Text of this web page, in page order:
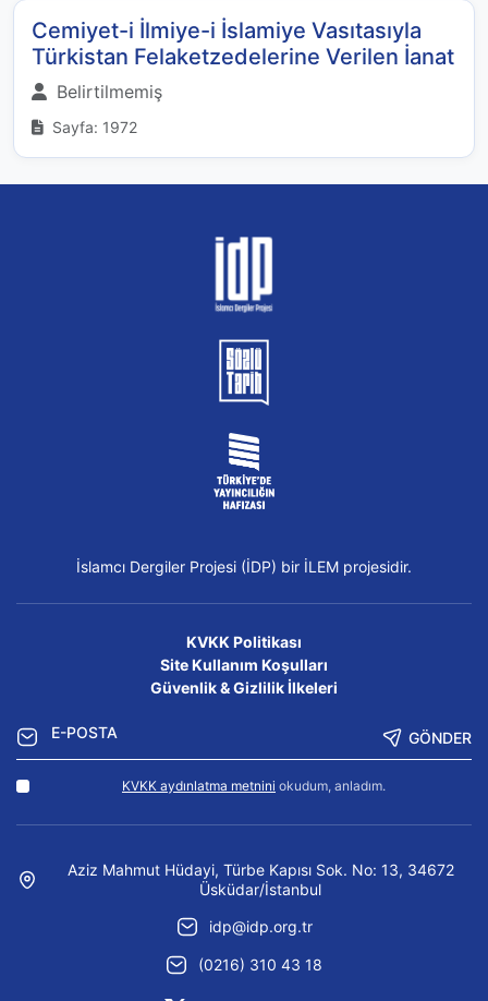
Cemiyet-i İlmiye-i İslamiye Vasıtasıyla
Türkistan Felaketzedelerine Verilen İanat
Belirtilmemiş
Sayfa: 1972
İslamcı Dergiler Projesi (İDP) bir İLEM projesidir.
KVKK Politikası
Site Kullanım Koşulları
Güvenlik & Gizlilik İlkeleri
GÖNDER
KVKK aydınlatma metnini okudum, anladım.
Aziz Mahmut Hüdayi, Türbe Kapısı Sok. No: 13, 34672
Üsküdar/İstanbul
idp@idp.org.tr
(0216) 310 43 18